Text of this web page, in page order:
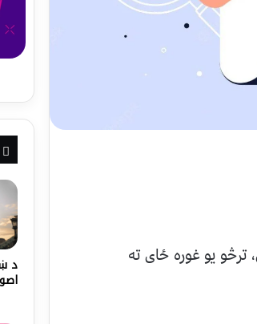
ترڅو یو غوره ځای ته